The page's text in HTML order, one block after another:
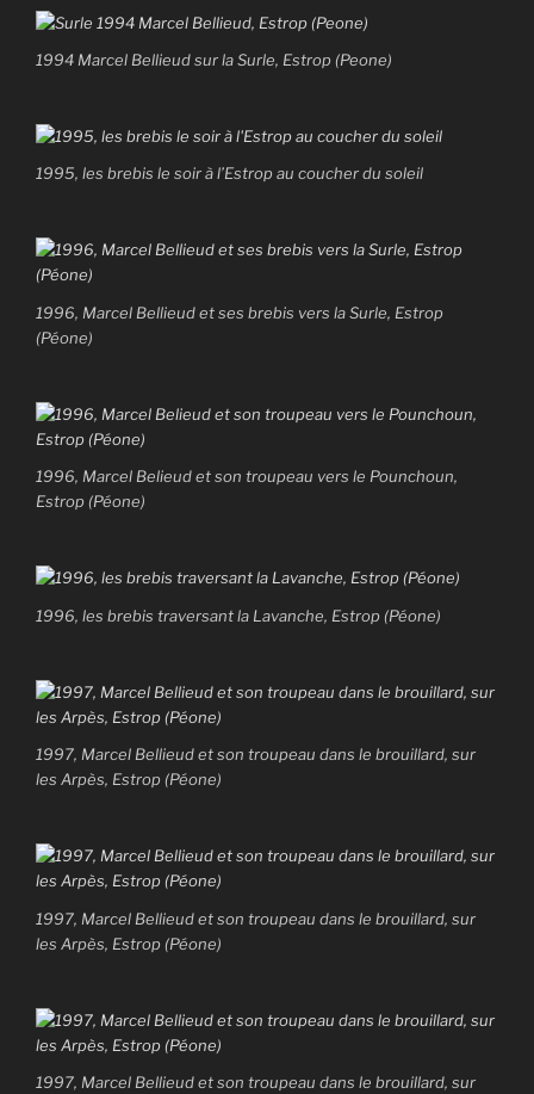
1994 Marcel Bellieud sur la Surle, Estrop (Peone)
1995, les brebis le soir à l’Estrop au coucher du soleil
1996, Marcel Bellieud et ses brebis vers la Surle, Estrop
(Péone)
1996, Marcel Belieud et son troupeau vers le Pounchoun,
Estrop (Péone)
1996, les brebis traversant la Lavanche, Estrop (Péone)
1997, Marcel Bellieud et son troupeau dans le brouillard, sur
les Arpès, Estrop (Péone)
1997, Marcel Bellieud et son troupeau dans le brouillard, sur
les Arpès, Estrop (Péone)
1997, Marcel Bellieud et son troupeau dans le brouillard, sur